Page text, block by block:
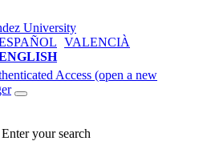
VALENCIÀ
Access (open a new
Enter your search